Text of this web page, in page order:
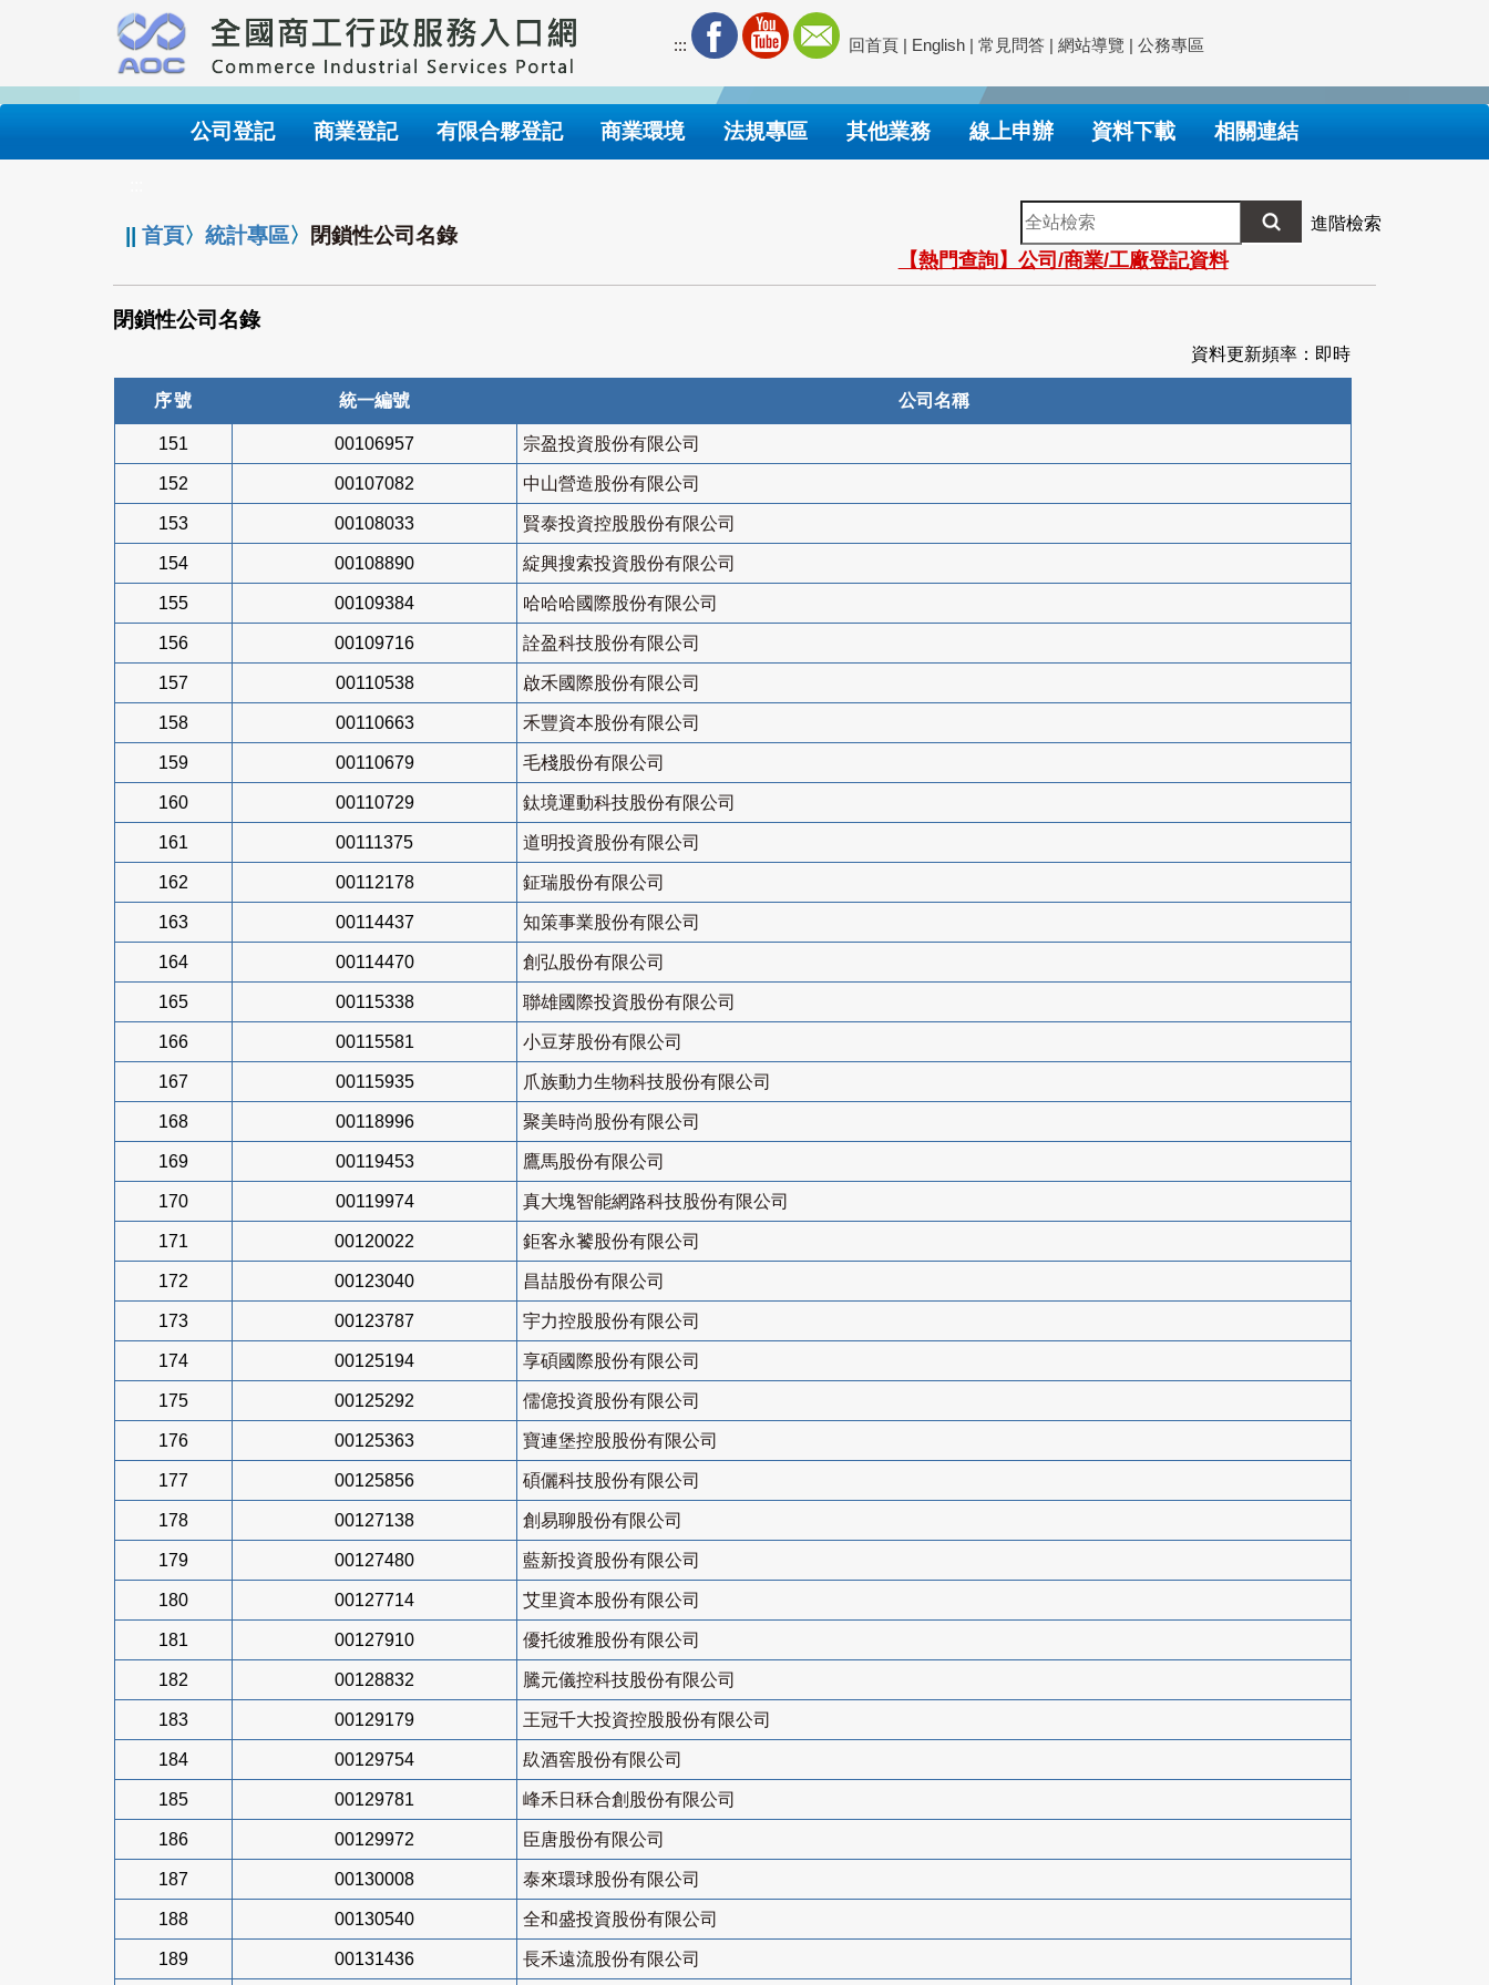
要
內
::: 回首頁 | English | 常見問答 | 網站導覽 | 公務專區
公司登記 商業登記 有限合夥登記 商業環境 法規專區 其他業務 線上申辦 資料下載 相關連結
||首頁〉統計專區〉 閉鎖性公司名錄
全
站
檢
索
進階檢索
【熱門查詢】公司/商業/工廠登記資料
閉鎖性公司名錄
資料更新頻率：即時
序號 統一編號 公司名稱
151 00106957 宗盈投資股份有限公司
152 00107082 中山營造股份有限公司
153 00108033 賢泰投資控股股份有限公司
154 00108890 綻興搜索投資股份有限公司
155 00109384 哈哈哈國際股份有限公司
156 00109716 詮盈科技股份有限公司
157 00110538 啟禾國際股份有限公司
158 00110663 禾豐資本股份有限公司
159 00110679 毛棧股份有限公司
160 00110729 鈦境運動科技股份有限公司
161 00111375 道明投資股份有限公司
162 00112178 鉦瑞股份有限公司
163 00114437 知策事業股份有限公司
164 00114470 創弘股份有限公司
165 00115338 聯雄國際投資股份有限公司
166 00115581 小豆芽股份有限公司
167 00115935 爪族動力生物科技股份有限公司
168 00118996 聚美時尚股份有限公司
169 00119453 鷹馬股份有限公司
170 00119974 真大塊智能網路科技股份有限公司
171 00120022 鉅客永饕股份有限公司
172 00123040 昌喆股份有限公司
173 00123787 宇力控股股份有限公司
174 00125194 享碩國際股份有限公司
175 00125292 儒億投資股份有限公司
176 00125363 寶連堡控股股份有限公司
177 00125856 碩儷科技股份有限公司
178 00127138 創易聊股份有限公司
179 00127480 藍新投資股份有限公司
180 00127714 艾里資本股份有限公司
181 00127910 優托彼雅股份有限公司
182 00128832 騰元儀控科技股份有限公司
183 00129179 王冠千大投資控股股份有限公司
184 00129754 镹酒窖股份有限公司
185 00129781 峰禾日秝合創股份有限公司
186 00129972 臣唐股份有限公司
187 00130008 泰來環球股份有限公司
188 00130540 全和盛投資股份有限公司
189 00131436 長禾遠流股份有限公司